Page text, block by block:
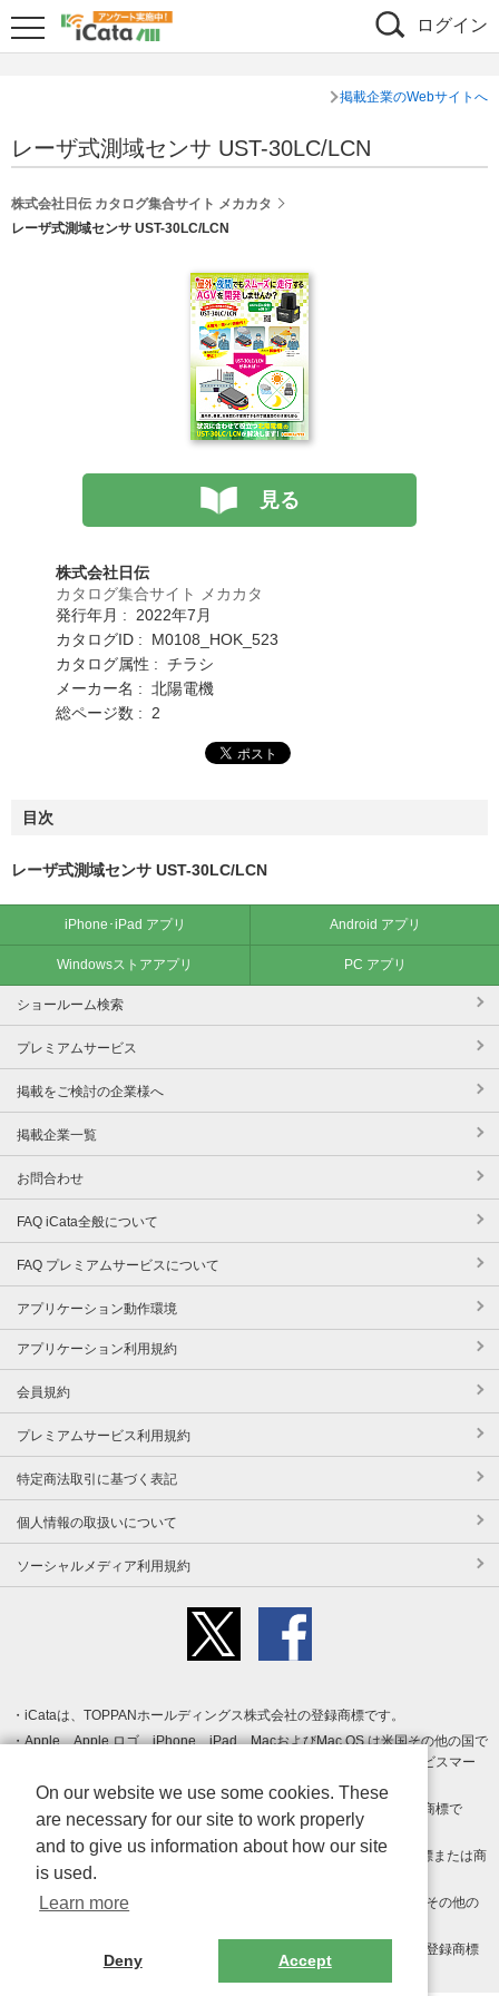
ログイン
掲載企業のWebサイトへ
レーザ式測域センサ UST-30LC/LCN
株式会社日伝 カタログ集合サイト メカカタ
レーザ式測域センサ UST-30LC/LCN
見る
株式会社日伝
カタログ集合サイト メカカタ
発行年月 : 2022年7月
カタログID : M0108_HOK_523
カタログ属性 : チラシ
メーカー名 : 北陽電機
総ページ数 : 2
目次
レーザ式測域センサ UST-30LC/LCN
iPhone･iPad アプリ Android アプリ
Windowsストアアプリ PC アプリ
ショールーム検索
プレミアムサービス
掲載をご検討の企業様へ
掲載企業一覧
お問合わせ
FAQ iCata全般について
FAQ プレミアムサービスについて
アプリケーション動作環境
アプリケーション利用規約
会員規約
プレミアムサービス利用規約
特定商法取引に基づく表記
個人情報の取扱いについて
ソーシャルメディア利用規約
iCataは、TOPPANホールディングス株式会社の登録商標です。
Apple、Apple ロゴ、iPhone、iPad、MacおよびMac OS は米国その他の国で
登録された Apple Inc. の商標です。App Store は Apple Inc. のサービスマー
クです。
Android、Google Play および Google Play ロゴ は Google LLC の商標で
す。
Windows は Microsoft Inc.の米国およびその他の国における登録商標または商
標です。
Adobe、Adobe Reader、Adobe PDF は、Adobe Inc.の米国およびその他の
その他、記載されている会社名、商品名、ロゴは各社の商標または登録商標
On our website we use some cookies. These
are necessary for our site to work properly
and to give us information about how our site
is used.
Learn more
Deny Accept